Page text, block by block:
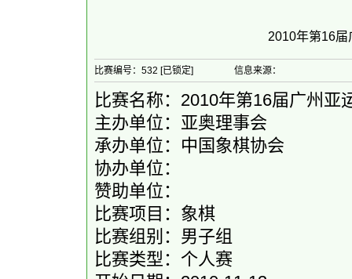
2010年第16
比赛编号：532 [已锁定] 信息来源：
比赛名称：2010年第16届广州亚
主办单位：亚奥理事会
承办单位：中国象棋协会
协办单位：
赞助单位：
比赛项目：象棋
比赛组别：男子组
比赛类型：个人赛